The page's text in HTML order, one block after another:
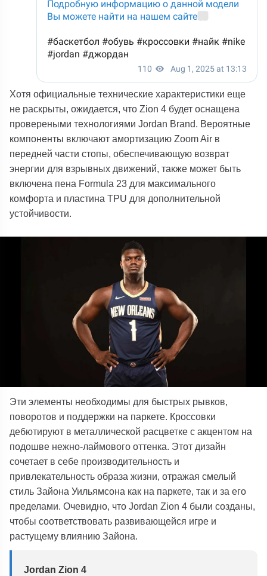
Хотя официальные технические характеристики еще
не раскрыты, ожидается, что Zion 4 будет оснащена
провереными технологиями Jordan Brand. Вероятные
компоненты включают амортизацию Zoom Air в
передней части стопы, обеспечивающую возврат
энергии для взрывных движений, также может быть
включена пена Formula 23 для максимального
комфорта и пластина TPU для дополнительной
устойчивости.
Эти элементы необходимы для быстрых рывков,
поворотов и поддержки на паркете. Кроссовки
дебютируют в металлической расцветке с акцентом на
подошве нежно-лаймового оттенка. Этот дизайн
сочетает в себе производительность и
привлекательность образа жизни, отражая смелый
стиль Зайона Уильямсона как на паркете, так и за его
пределами. Очевидно, что Jordan Zion 4 были созданы,
чтобы соответствовать развивающейся игре и
растущему влиянию Зайона.
Jordan Zion 4